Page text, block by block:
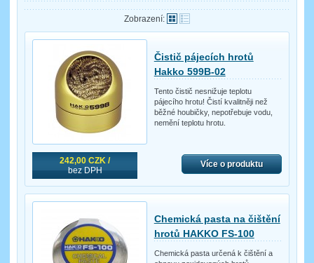
Zobrazení:
242,00 CZK /
bez DPH
Čistič pájecích hrotů
Hakko 599B-02
Tento čistič nesnižuje teplotu
pájecího hrotu! Čistí kvalitněji než
běžné houbičky, nepotřebuje vodu,
nemění teplotu hrotu.
Více o produktu
Chemická pasta na čištění
hrotů HAKKO FS-100
Chemická pasta určená k čištění a